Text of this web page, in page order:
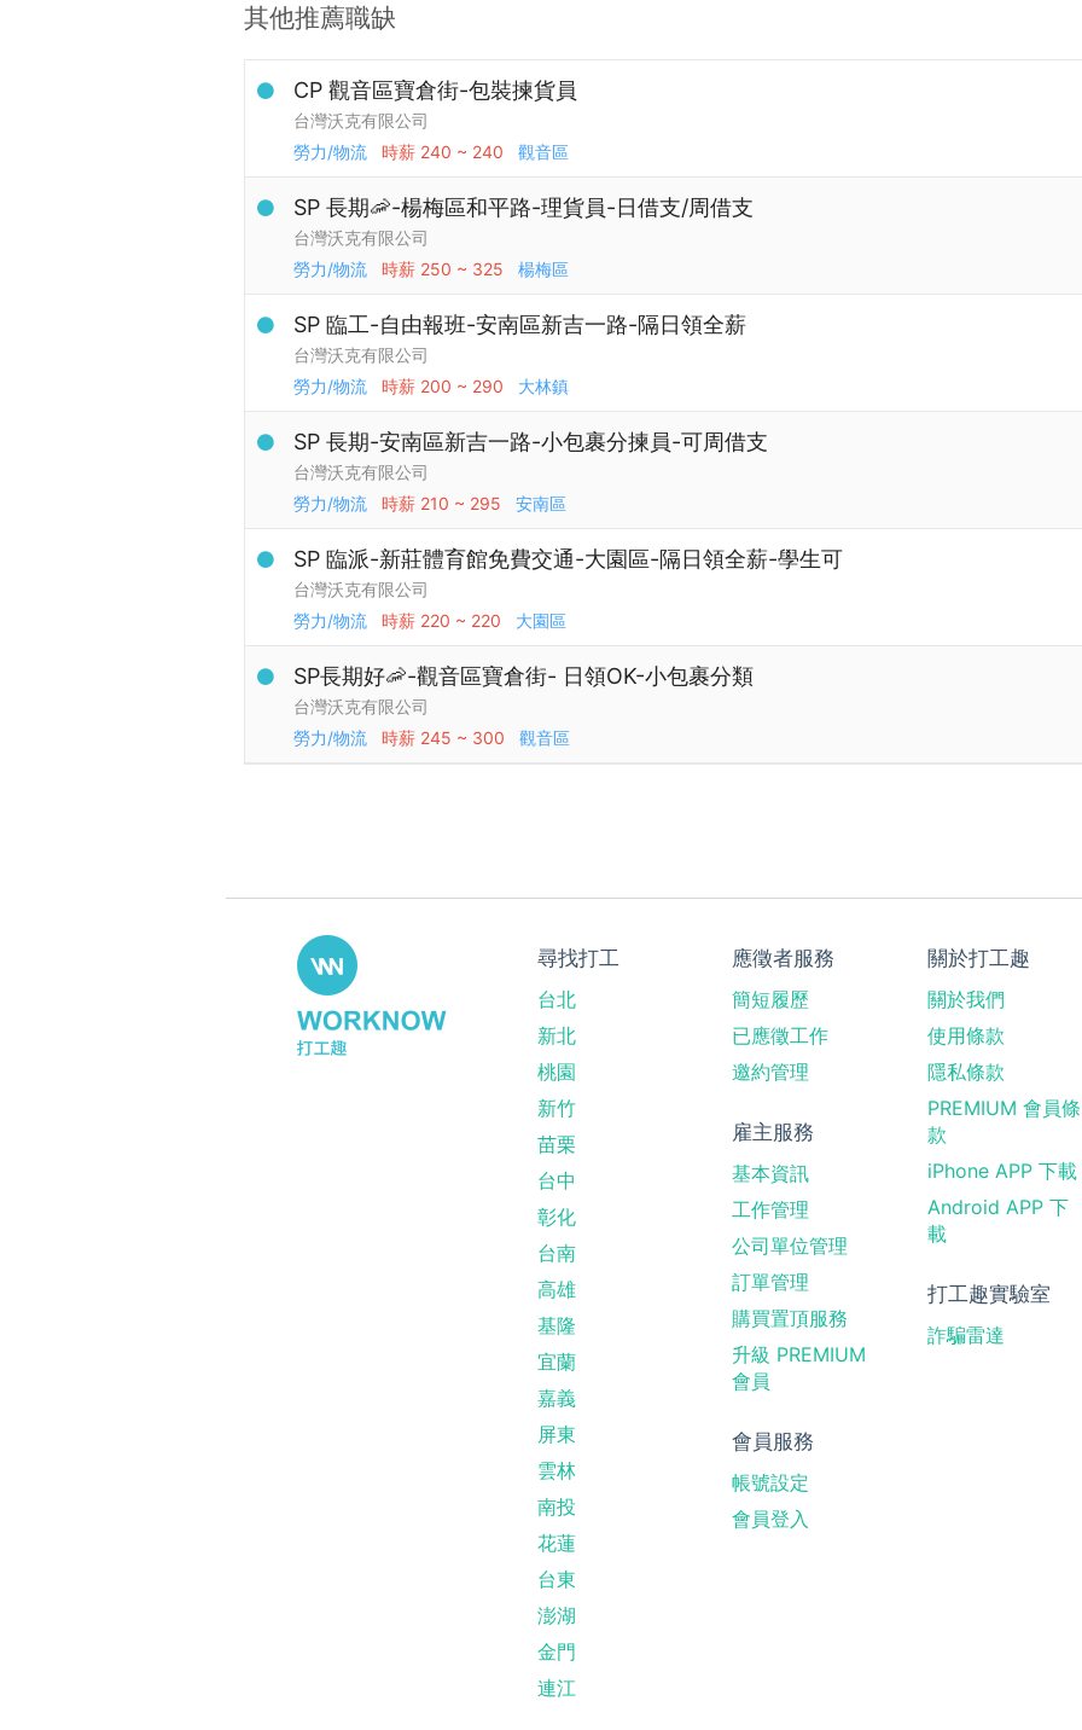
其他推薦職缺
CP 觀音區寶倉街-包裝揀貨員
台灣沃克有限公司
勞力/物流
時薪 240 ~ 240 觀音區
SP 長期🦐-楊梅區和平路-理貨員-日借支/周借支
台灣沃克有限公司
勞力/物流
時薪 250 ~ 325 楊梅區
SP 臨工-自由報班-安南區新吉一路-隔日領全薪
台灣沃克有限公司
勞力/物流
時薪 200 ~ 290 大林鎮
SP 長期-安南區新吉一路-小包裹分揀員-可周借支
台灣沃克有限公司
勞力/物流
時薪 210 ~ 295 安南區
SP 臨派-新莊體育館免費交通-大園區-隔日領全薪-學生可
台灣沃克有限公司
勞力/物流
時薪 220 ~ 220 大園區
SP長期好🦐-觀音區寶倉街- 日領OK-小包裹分類
台灣沃克有限公司
勞力/物流
時薪 245 ~ 300 觀音區
尋找打工
台北
新北
桃園
新竹
苗栗
台中
彰化
台南
高雄
基隆
宜蘭
嘉義
屏東
雲林
南投
花蓮
台東
澎湖
金門
連江
應徵者服務
簡短履歷
已應徵工作
邀約管理
雇主服務
基本資訊
工作管理
公司單位管理
訂單管理
購買置頂服務
升級 PREMIUM
會員
會員服務
帳號設定
會員登入
關於打工趣
關於我們
使用條款
隱私條款
PREMIUM 會員條
款
iPhone APP 下載
Android APP 下
載
打工趣實驗室
詐騙雷達